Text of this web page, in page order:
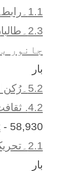
1.1۔رابطہ و تعارف
2.3۔طالبان اور پاکستان
جانور
بار
5.2۔رُکن اور ستُون
4.2. ثقافت ۔ تہذیب و تمدن
- 58,930 بار
2.1۔تحریک آزادی جموں کشمیر
بار